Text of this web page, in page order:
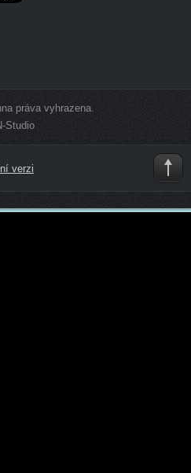
práva vyhrazena.
Studio
verzi